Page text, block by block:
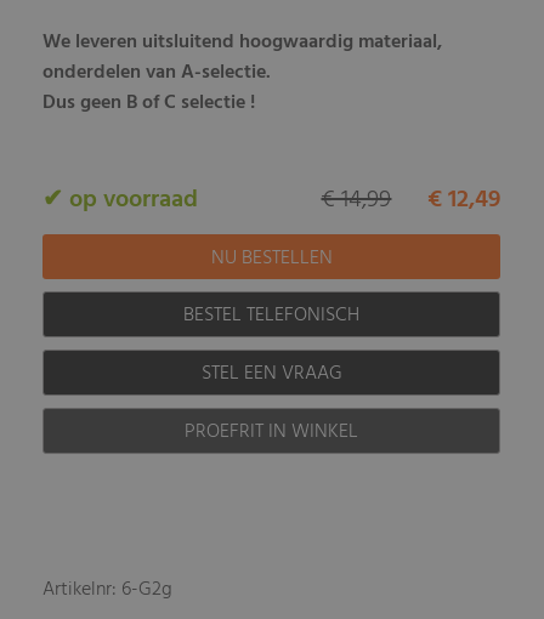
We leveren uitsluitend hoogwaardig materiaal,
onderdelen van A-selectie.
Dus geen B of C selectie !
✔ op voorraad € 12,49
€ 14,99
BESTEL TELEFONISCH
STEL EEN VRAAG
PROEFRIT IN WINKEL
Artikelnr: 6-G2g